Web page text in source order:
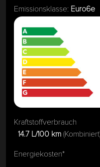
Emissionsklasse: Euro6e
Kraftstoffverbrauch
14.7 L/100 km
Energiekosten*